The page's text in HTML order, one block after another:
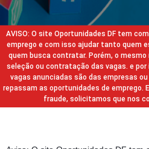
AVISO: O site Oportunidades DF tem
emprego e com isso ajudar tanto quem
quem busca contratar. Porém, o
seleção ou contratação das vagas. e
vagas anunciadas são das empresas
repassam as oportunidades de emprego.
fraude, solicitamos que nos